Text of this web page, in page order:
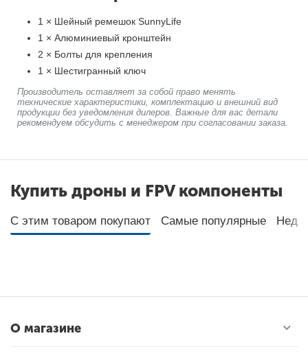
1 × Шейный ремешок SunnyLife
1 × Алюминиевый кронштейн
2 × Болты для крепления
1 × Шестигранный ключ
Производитель оставляет за собой право менять
технические характеристики, комплектацию и внешний вид
продукции без уведомления дилеров. Важные для вас детали
рекомендуем обсудить с менеджером при согласовании заказа.
Купить дроны и FPV компоненты
С этим товаром покупают Самые популярные
О магазине